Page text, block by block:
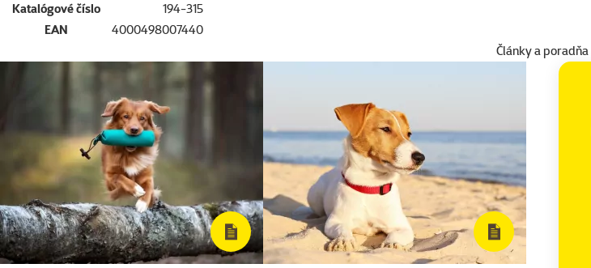
Katalógové číslo
194-315
EAN
4000498007440
Články a poradňa